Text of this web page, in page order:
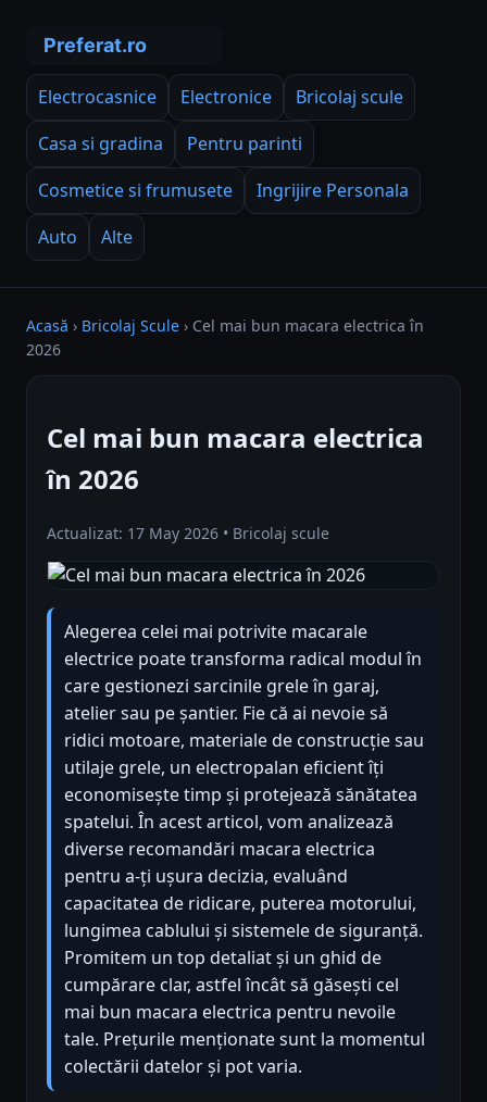
Electrocasnice Electronice
Bricolaj scule
Casa si gradina
Pentru parinti
Cosmetice si frumusete
Ingrijire Personala
Auto
Alte
Acasă › Bricolaj Scule › Cel mai bun macara electrica în
2026
Cel mai bun macara electrica
în 2026
Actualizat: 17 May 2026 • Bricolaj scule
Alegerea celei mai potrivite macarale
electrice poate transforma radical modul în
care gestionezi sarcinile grele în garaj,
atelier sau pe șantier. Fie că ai nevoie să
ridici motoare, materiale de construcție sau
utilaje grele, un electropalan eficient îți
economisește timp și protejează sănătatea
spatelui. În acest articol, vom analizează
diverse recomandări macara electrica
pentru a-ți ușura decizia, evaluând
capacitatea de ridicare, puterea motorului,
lungimea cablului și sistemele de siguranță.
Promitem un top detaliat și un ghid de
cumpărare clar, astfel încât să găsești cel
mai bun macara electrica pentru nevoile
tale. Prețurile menționate sunt la momentul
colectării datelor și pot varia.